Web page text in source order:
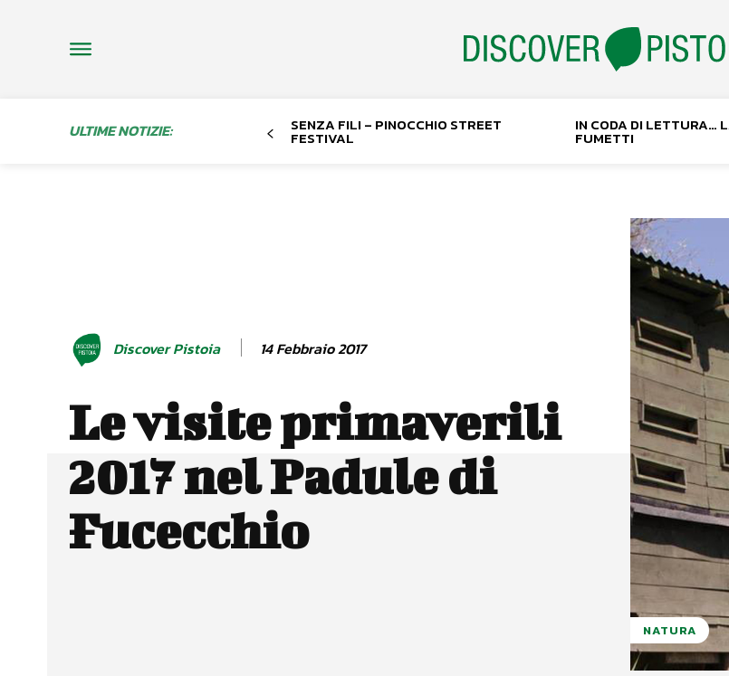
ULTIME NOTIZIE: SENZA FILI – PINOCCHIO STREET
FESTIVAL
IN CODA DI LETTURA…
FUMETTI
Discover Pistoia 14 Febbraio 2017
Le visite primaverili
2017 nel Padule di
Fucecchio
NATURA